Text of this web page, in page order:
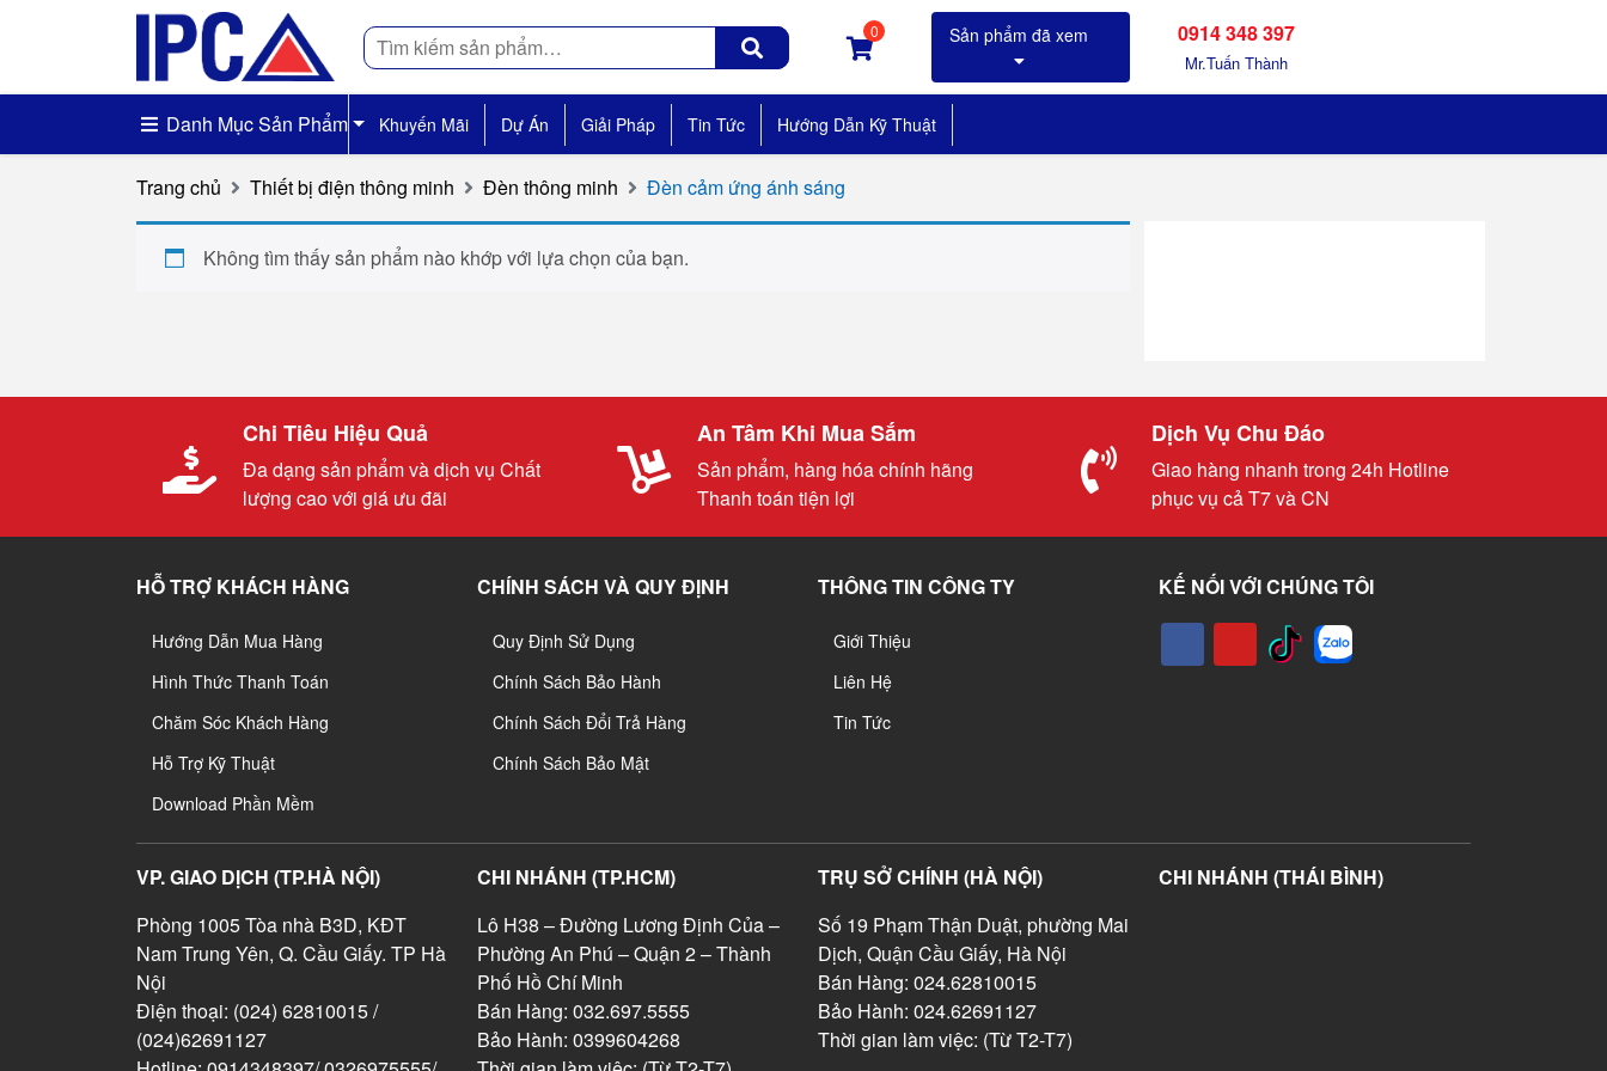
Tìm
kiếm
0 0914 348 397
Mr.Tuấn Thành
Danh Mục Sản Phẩm Khuyến Mãi Dự Án Giải Pháp Tin Tức Hướng Dẫn Kỹ Thuật
Trang chủ Thiết bị điện thông minh Đèn thông minh Đèn cảm ứng ánh sáng
Không tìm thấy sản phẩm nào khớp với lựa chọn của bạn.
Chi Tiêu Hiệu Quả
Đa dạng sản phẩm và dịch vụ Chất
lượng cao với giá ưu đãi
An Tâm Khi Mua Sắm
Sản phẩm, hàng hóa chính hãng
Thanh toán tiện lợi
Dịch Vụ Chu Đáo
Giao hàng nhanh trong 24h Hotline
phục vụ cả T7 và CN
HỖ TRỢ KHÁCH HÀNG
Hướng Dẫn Mua Hàng
Hình Thức Thanh Toán
Chăm Sóc Khách Hàng
Hỗ Trợ Kỹ Thuật
Download Phần Mềm
CHÍNH SÁCH VÀ QUY ĐỊNH
Quy Định Sử Dụng
Chính Sách Bảo Hành
Chính Sách Đổi Trả Hàng
Chính Sách Bảo Mật
THÔNG TIN CÔNG TY
Giới Thiệu
Liên Hệ
Tin Tức
KẾ NỐI VỚI CHÚNG TÔI
VP. GIAO DỊCH (TP.HÀ NỘI)
Phòng 1005 Tòa nhà B3D, KĐT
Nam Trung Yên, Q. Cầu Giấy. TP Hà
Nội
Điện thoại: (024) 62810015 /
(024)62691127
CHI NHÁNH (TP.HCM)
Lô H38 – Đường Lương Định Của –
Phường An Phú – Quận 2 – Thành
Phố Hồ Chí Minh
Bán Hàng: 032.697.5555
Bảo Hành: 0399604268
TRỤ SỞ CHÍNH (HÀ NỘI)
Số 19 Phạm Thận Duật, phường Mai
Dịch, Quận Cầu Giấy, Hà Nội
Bán Hàng: 024.62810015
Bảo Hành: 024.62691127
Thời gian làm việc: (Từ T2-T7)
CHI NHÁNH (THÁI BÌNH)